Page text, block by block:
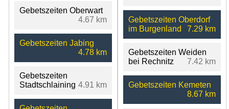
Gebetszeiten Oberwart
4.67 km
Gebetszeiten Jabing
4.78 km
Gebetszeiten
Stadtschlaining 4.91 km
Gebetszeiten Oberdorf
im Burgenland
7.29 km
Gebetszeiten Weiden
bei Rechnitz
7.42 km
Gebetszeiten Kemeten
8.67 km